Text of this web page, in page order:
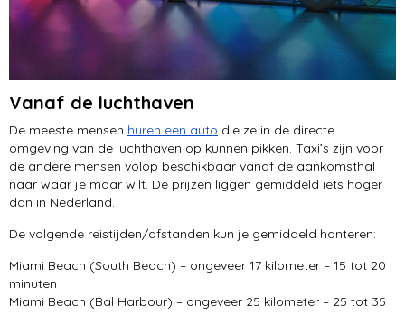
Vanaf de luchthaven
De meeste mensen huren een auto die ze in de directe
omgeving van de luchthaven op kunnen pikken. Taxi’s zijn voor
de andere mensen volop beschikbaar vanaf de aankomsthal
naar waar je maar wilt. De prijzen liggen gemiddeld iets hoger
dan in Nederland.
De volgende reistijden/afstanden kun je gemiddeld hanteren:
Miami Beach (South Beach) – ongeveer 17 kilometer – 15 tot 20
minuten
Miami Beach (Bal Harbour) – ongeveer 25 kilometer – 25 tot 35